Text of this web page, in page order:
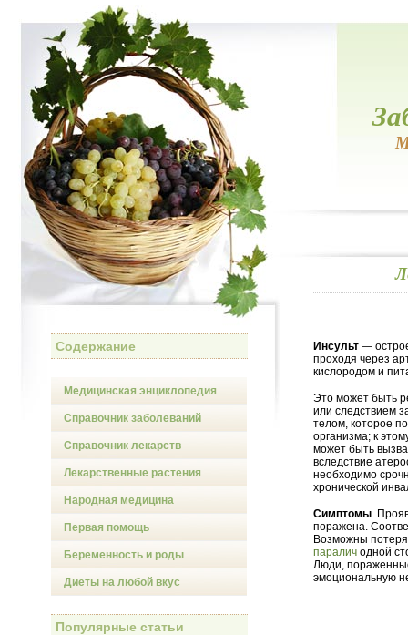
Содержание
Медицинская энциклопедия
Справочник заболеваний
Справочник лекарств
Лекарственные растения
Народная медицина
Первая помощь
Беременность и роды
Диеты на любой вкус
Популярные статьи
Инсульт —
проходя через
кислородом и
Это может быть
или следствием
телом, которое
организма; к
может быть
вследствие
необходимо
хронической
Симптомы.
поражена.
Возможны
паралич одной
Люди,
эмоциональную